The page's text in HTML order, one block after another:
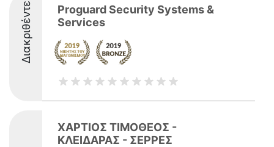
Διακριθέντες
Proguard Security Systems &
Services
ΧΑΡΤΙΟΣ ΤΙΜΟΘΕΟΣ -
ΚΛΕΙΔΑΡΑΣ - ΣΕΡΡΕΣ